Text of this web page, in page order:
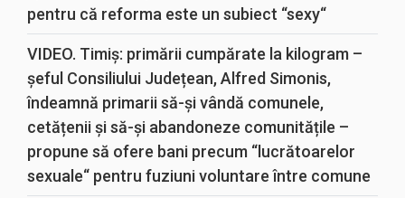
pentru că reforma este un subiect “sexy“
VIDEO. Timiș: primării cumpărate la kilogram –
șeful Consiliului Județean, Alfred Simonis,
îndeamnă primarii să-și vândă comunele,
cetățenii și să-și abandoneze comunitățile –
propune să ofere bani precum “lucrătoarelor
sexuale“ pentru fuziuni voluntare între comune